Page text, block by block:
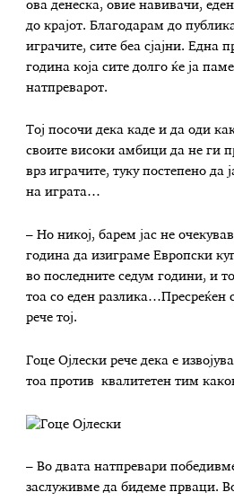
ова денеска, овие навивачи,
до крајот. Благодарам до
играчите, сите беа сјајни. Една
година која сите долго ќе ја
натпреварот.
Тој посочи дека каде и да оди
своите високи амбици да не ги
врз играчите, туку постепено да
на играта…
– Но никој, барем јас не
година да изиграме Европски
во последните седум години, и
тоа со еден
рече тој.
Гоце Ојлески рече дека е
тоа против квалитетен тим
– Во двата натпревари
заслуживме да бидеме прваци.